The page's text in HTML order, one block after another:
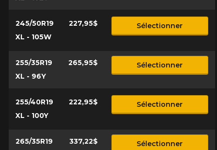
245/50R19
XL - 105W
227,95$ Sélectionner
255/35R19
XL - 96Y
265,95$ Sélectionner
255/40R19
XL - 100Y
222,95$ Sélectionner
265/35R19
337,22$ Sélectionner